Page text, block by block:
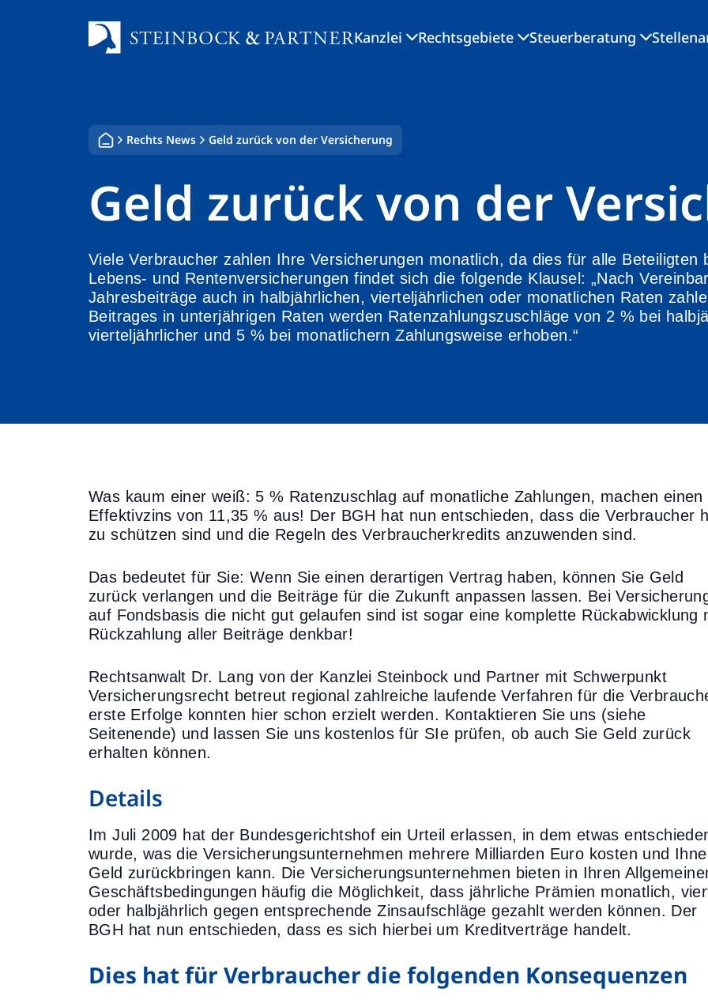
Kanzlei Rechtsgebiete Steuerberatung
Rechts News Geld zurück von der Versicherung
Geld zurück von der
Viele Verbraucher zahlen Ihre Versicherungen monatlich, da dies für alle Beteiligten
Lebens- und Rentenversicherungen findet sich die folgende Klausel: „Nach
Jahresbeiträge auch in halbjährlichen, vierteljährlichen oder monatlichen Raten
Beitrages in unterjährigen Raten werden Ratenzahlungszuschläge von 2 % bei
vierteljährlicher und 5 % bei monatlichern Zahlungsweise erhoben.“
Was kaum einer weiß: 5 % Ratenzuschlag auf monatliche Zahlungen, machen einen
Effektivzins von 11,35 % aus! Der BGH hat nun entschieden, dass die Verbraucher
zu schützen sind und die Regeln des Verbraucherkredits anzuwenden sind.
Das bedeutet für Sie: Wenn Sie einen derartigen Vertrag haben, können Sie Geld
zurück verlangen und die Beiträge für die Zukunft anpassen lassen. Bei
auf Fondsbasis die nicht gut gelaufen sind ist sogar eine komplette Rückabwicklung
Rückzahlung aller Beiträge denkbar!
Rechtsanwalt Dr. Lang von der Kanzlei Steinbock und Partner mit Schwerpunkt
Versicherungsrecht betreut regional zahlreiche laufende Verfahren für die
erste Erfolge konnten hier schon erzielt werden. Kontaktieren Sie uns (siehe
Seitenende) und lassen Sie uns kostenlos für SIe prüfen, ob auch Sie Geld zurück
erhalten können.
Details
Im Juli 2009 hat der Bundesgerichtshof ein Urteil erlassen, in dem etwas
wurde, was die Versicherungsunternehmen mehrere Milliarden Euro kosten und
Geld zurückbringen kann. Die Versicherungsunternehmen bieten in Ihren
Geschäftsbedingungen häufig die Möglichkeit, dass jährliche Prämien monatlich,
oder halbjährlich gegen entsprechende Zinsaufschläge gezahlt werden können. Der
BGH hat nun entschieden, dass es sich hierbei um Kreditverträge handelt.
Dies hat für Verbraucher die folgenden Konsequenzen